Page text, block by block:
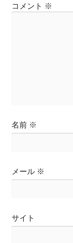
コメント ※
名前 ※
メール ※
サイト